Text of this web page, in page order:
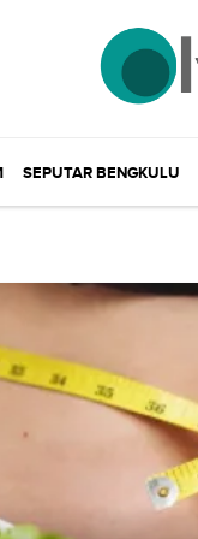
SEPUTAR BENGKULU